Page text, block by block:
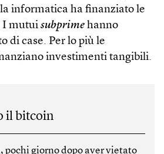
informatica ha finanziato le
I mutui subprime hanno
di case. Per lo più le
investimenti tangibili.
il bitcoin
pochi giorno dopo aver vietato